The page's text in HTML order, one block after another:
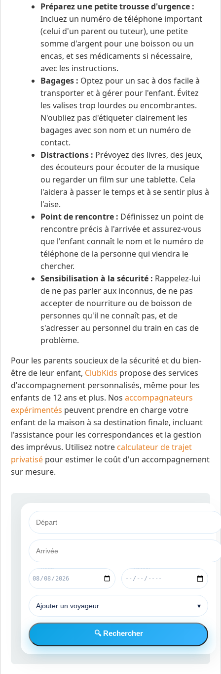
Préparez une petite trousse d'urgence :
Incluez un numéro de téléphone important
(celui d'un parent ou tuteur), une petite
somme d'argent pour une boisson ou un
encas, et ses médicaments si nécessaire,
avec les instructions.
Bagages : Optez pour un sac à dos facile à
transporter et à gérer pour l'enfant. Évitez
les valises trop lourdes ou encombrantes.
N'oubliez pas d'étiqueter clairement les
bagages avec son nom et un numéro de
contact.
Distractions : Prévoyez des livres, des jeux,
des écouteurs pour écouter de la musique
ou regarder un film sur une tablette. Cela
l'aidera à passer le temps et à se sentir plus à
l'aise.
Point de rencontre : Définissez un point de
rencontre précis à l'arrivée et assurez-vous
que l'enfant connaît le nom et le numéro de
téléphone de la personne qui viendra le
chercher.
Sensibilisation à la sécurité : Rappelez-lui
de ne pas parler aux inconnus, de ne pas
accepter de nourriture ou de boisson de
personnes qu'il ne connaît pas, et de
s'adresser au personnel du train en cas de
problème.
Pour les parents soucieux de la sécurité et du bien-
être de leur enfant, ClubKids propose des services
d'accompagnement personnalisés, même pour les
enfants de 12 ans et plus. Nosaccompagnateurs
expérimentés peuvent prendre en charge votre
enfant de la maison à sa destination finale, incluant
l'assistance pour les correspondances et la gestion
des imprévus. Utilisez notre calculateur de trajet
privatisé pour estimer le coût d'un accompagnement
sur mesure.
Ajouter un voyageur ▾
🔍 Rechercher